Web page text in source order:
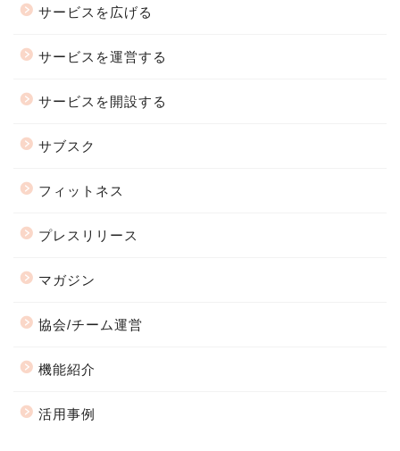
サービスを広げる
サービスを運営する
サービスを開設する
サブスク
フィットネス
プレスリリース
マガジン
協会/チーム運営
機能紹介
活用事例